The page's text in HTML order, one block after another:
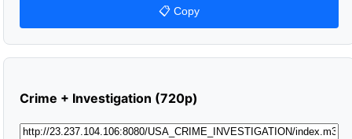
📋 Copy
Crime + Investigation (720p)